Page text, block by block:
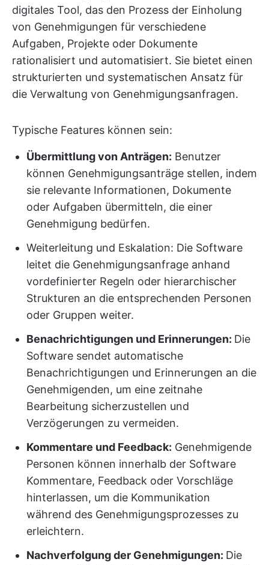
digitales Tool, das den Prozess der Einholung
von Genehmigungen für verschiedene
Aufgaben, Projekte oder Dokumente
rationalisiert und automatisiert. Sie bietet einen
strukturierten und systematischen Ansatz für
die Verwaltung von Genehmigungsanfragen.
Typische Features können sein:
Übermittlung von Anträgen: Benutzer
können Genehmigungsanträge stellen, indem
sie relevante Informationen, Dokumente
oder Aufgaben übermitteln, die einer
Genehmigung bedürfen.
Weiterleitung und Eskalation: Die Software
leitet die Genehmigungsanfrage anhand
vordefinierter Regeln oder hierarchischer
Strukturen an die entsprechenden Personen
oder Gruppen weiter.
Benachrichtigungen und Erinnerungen: Die
Software sendet automatische
Benachrichtigungen und Erinnerungen an die
Genehmigenden, um eine zeitnahe
Bearbeitung sicherzustellen und
Verzögerungen zu vermeiden.
Kommentare und Feedback: Genehmigende
Personen können innerhalb der Software
Kommentare, Feedback oder Vorschläge
hinterlassen, um die Kommunikation
während des Genehmigungsprozesses zu
erleichtern.
Nachverfolgung der Genehmigungen: Die